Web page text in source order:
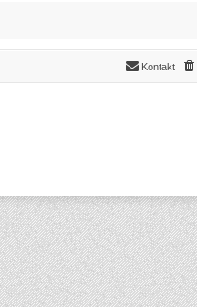
Kontakt